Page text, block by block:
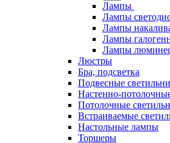
Лампы
Лампы
Лампы
Лампы
Лампы
Люстры
Бра, подсветка
Подвесные
Настенно-
Потолочные
Встраиваемые
Настольные лампы
Торшеры